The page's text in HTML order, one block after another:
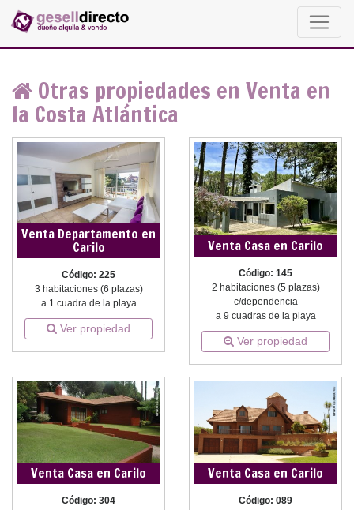
Otras propiedades en Venta en
la Costa Atlántica
Venta Departamento en
Carilo
Código: 225
3 habitaciones (6 plazas)
a 1 cuadra de la playa
Ver propiedad
Venta Casa en Carilo
Código: 145
2 habitaciones (5 plazas)
c/dependencia
a 9 cuadras de la playa
Ver propiedad
Venta Casa en Carilo
Código: 304
Venta Casa en Carilo
Código: 089